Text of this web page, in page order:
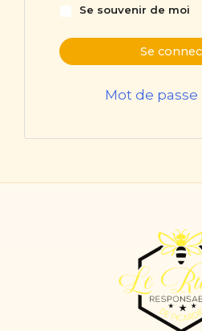
Se souvenir de moi
Se
Mot de passe